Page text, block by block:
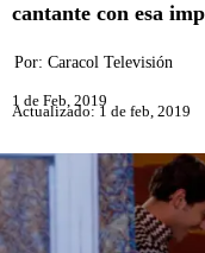
cantante con esa
Por: Caracol Televisión
1 de Feb, 2019
Actualizado: 1 de feb, 2019